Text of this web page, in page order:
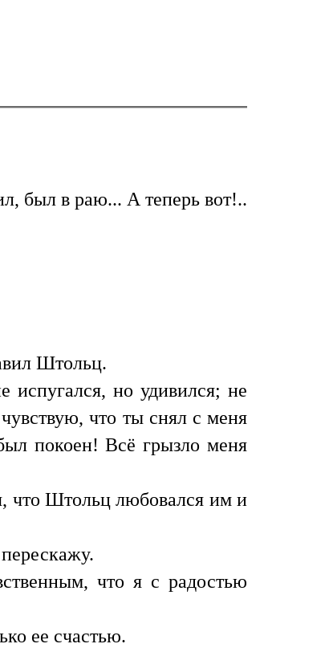
был в раю... А теперь вот!..
Штольц.
но удивился; не
что ты снял с меня
покоен! Всё грызло меня
что Штольц любовался им и
что я с радостью
ее счастью.